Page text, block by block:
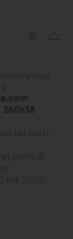
si prega
260638
dei nostri
giorni di
alle 20:00.